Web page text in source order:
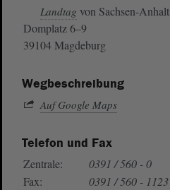
Landtag von Sachsen-Anhalt
Domplatz 6–9
39104 Magdeburg
Wegbeschreibung
Auf Google Maps
Telefon und Fax
Zentrale:
0391 / 560 - 0
Fax:
0391 / 560 - 1123